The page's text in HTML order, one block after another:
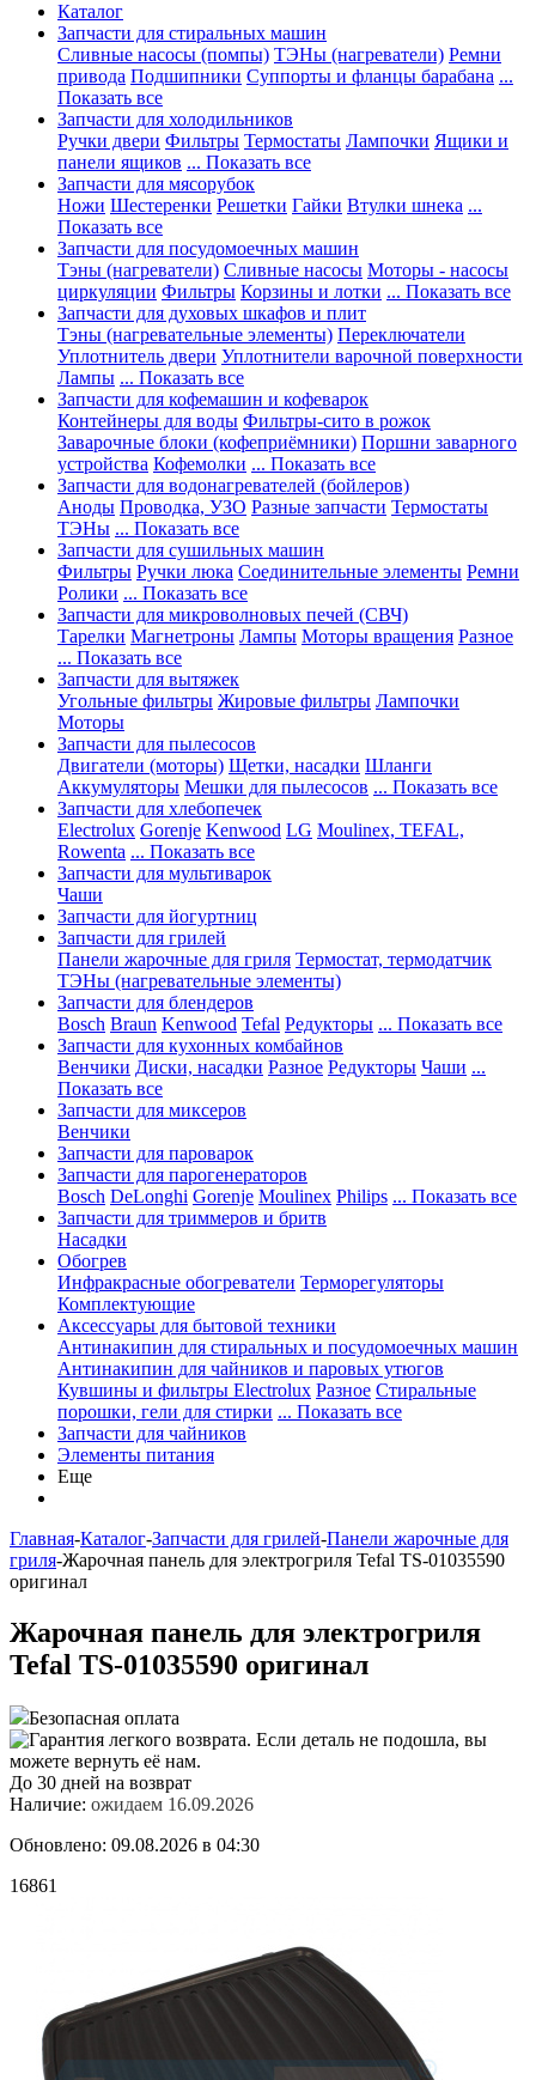
Каталог
Запчасти для стиральных машин
Сливные насосы (помпы) ТЭНы (нагреватели) Ремни
привода Подшипники Суппорты и фланцы барабана ...
Показать все
Запчасти для холодильников
Ручки двери Фильтры Термостаты Лампочки Ящики и
панели ящиков ... Показать все
Запчасти для мясорубок
Ножи Шестеренки Решетки Гайки Втулки шнека ...
Показать все
Запчасти для посудомоечных машин
Тэны (нагреватели) Сливные насосы Моторы - насосы
циркуляции Фильтры Корзины и лотки ... Показать все
Запчасти для духовых шкафов и плит
Тэны (нагревательные элементы) Переключатели
Уплотнитель двери Уплотнители варочной поверхности
Лампы ... Показать все
Запчасти для кофемашин и кофеварок
Контейнеры для воды Фильтры-сито в рожок
Заварочные блоки (кофеприёмники) Поршни заварного
устройства Кофемолки ... Показать все
Запчасти для водонагревателей (бойлеров)
Аноды Проводка, УЗО Разные запчасти Термостаты
ТЭНы ... Показать все
Запчасти для сушильных машин
Фильтры Ручки люка Соединительные элементы Ремни
Ролики ... Показать все
Запчасти для микроволновых печей (СВЧ)
Тарелки Магнетроны Лампы Моторы вращения Разное
... Показать все
Запчасти для вытяжек
Угольные фильтры Жировые фильтры Лампочки
Моторы
Запчасти для пылесосов
Двигатели (моторы) Щетки, насадки Шланги
Аккумуляторы Мешки для пылесосов ... Показать все
Запчасти для хлебопечек
Electrolux Gorenje Kenwood LG Moulinex, TEFAL,
Rowenta ... Показать все
Запчасти для мультиварок
Чаши
Запчасти для йогуртниц
Запчасти для грилей
Панели жарочные для гриля Термостат, термодатчик
ТЭНы (нагревательные элементы)
Запчасти для блендеров
Bosch Braun Kenwood Tefal Редукторы ... Показать все
Запчасти для кухонных комбайнов
Венчики Диски, насадки Разное Редукторы Чаши ...
Показать все
Запчасти для миксеров
Венчики
Запчасти для пароварок
Запчасти для парогенераторов
Bosch DeLonghi Gorenje Moulinex Philips ... Показать все
Запчасти для триммеров и бритв
Насадки
Обогрев
Инфракрасные обогреватели Терморегуляторы
Комплектующие
Аксессуары для бытовой техники
Антинакипин для стиральных и посудомоечных машин
Антинакипин для чайников и паровых утюгов
Кувшины и фильтры Electrolux Разное Стиральные
порошки, гели для стирки ... Показать все
Запчасти для чайников
Элементы питания
Еще
Главная-Каталог-Запчасти для грилей-Панели жарочные для
гриля-Жарочная панель для электрогриля Tefal TS-01035590
оригинал
Жарочная панель для электрогриля
Tefal TS-01035590 оригинал
Безопасная оплата
До 30 дней на возврат
Наличие: ожидаем 16.09.2026
Обновлено: 09.08.2026 в 04:30
16861